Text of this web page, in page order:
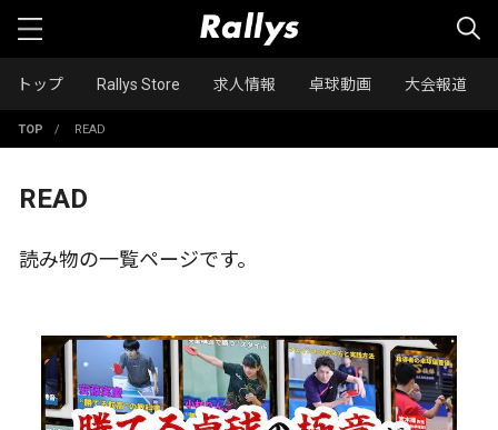
トップ Rallys Store 求人情報 卓球動画 大会報道
TOP / READ
READ
読み物の一覧ページです。